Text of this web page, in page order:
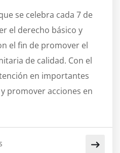
se celebra cada 7 de
el derecho básico y
el fin de promover el
de calidad. Con el
en importantes
promover acciones en